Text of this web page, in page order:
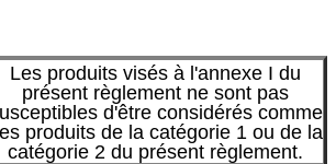
Les produits visés à l'annexe I du
présent règlement ne sont pas
d'être considérés comme
produits de la catégorie 1 ou de la
catégorie 2 du présent règlement.